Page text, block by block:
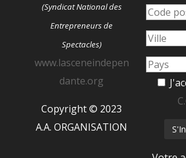
(Syndicat National des
Entrepreneurs de
Spectacles)
www.lasceneindepen
dante.org
Copyright © 2023
A.A. ORGANISATION